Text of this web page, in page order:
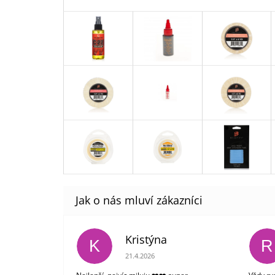
K Kristýna
Hodnocení obchodu je 5 z 5 hvězdiček.
21.4.2026 R